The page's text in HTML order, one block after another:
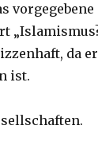
da
ist.